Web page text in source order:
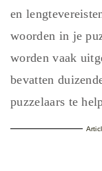
en
woorden in je
worden vaak
bevatten
puzzelaars te